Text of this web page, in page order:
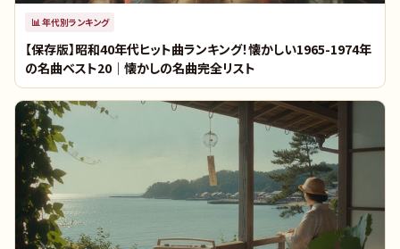
📊 年代別ランキング
【保存版】昭和40年代ヒット曲ランキング！懐かしい1965-1974年
の名曲ベスト20｜懐かしの名曲完全リスト